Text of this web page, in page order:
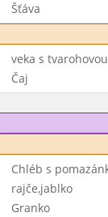
Šťáva
veka s
Čaj
Chléb s
rajče,jablko
Granko